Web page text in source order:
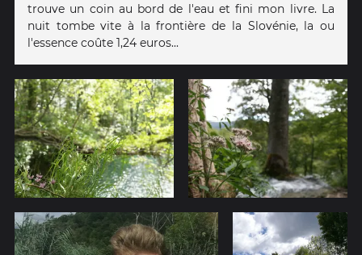
trouve un coin au bord de l'eau et fini mon livre. La
nuit tombe vite à la frontière de la Slovénie, la ou
l'essence coûte 1,24 euros...